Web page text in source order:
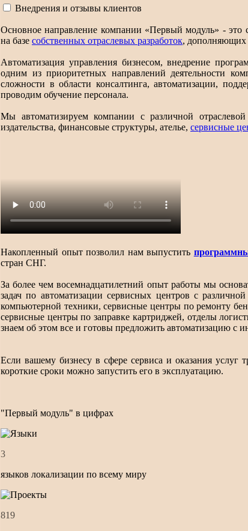
Внедрения и отзывы клиентов
Основное направление компании «Первый модуль» - это
на базе собственных отраслевых разработок,
Автоматизация управления бизнесом, внедрение
одним из приоритетных направлений деятельности
сложности в области консалтинга, автоматизации,
проводим обучение персонала.
Мы автоматизируем компании с различной
издательства, финансовые структуры, ателье, сервисные
Накопленный опыт позволил нам выпустить
стран СНГ.
За более чем восемнадцатилетний опыт работы мы
задач по автоматизации сервисных центров с
компьютерной техники, сервисные центры по ремонту
сервисные центры по заправке картриджей, отделы
знаем об этом все и готовы предложить автоматизацию с
Если вашему бизнесу в сфере сервиса и оказания услуг
короткие сроки можно запустить его в эксплуатацию.
"Первый модуль" в цифрах
4
языков локализации по всему миру
937